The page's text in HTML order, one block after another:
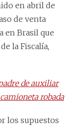
en abril de
de venta
en Brasil que
la Fiscalía,
de auxiliar
robada
los supuestos